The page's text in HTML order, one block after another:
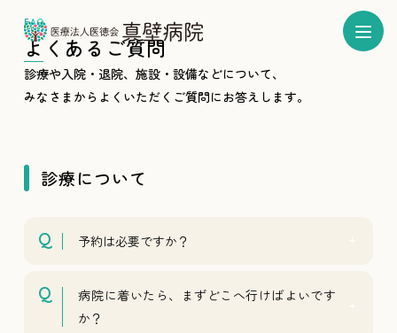
よくあるご質問
診療や入院・退院、施設・設備などについて、
みなさまからよくいただくご質問にお答えします。
診療について
予約は必要ですか？
病院に着いたら、まずどこへ行けばよいです
か？